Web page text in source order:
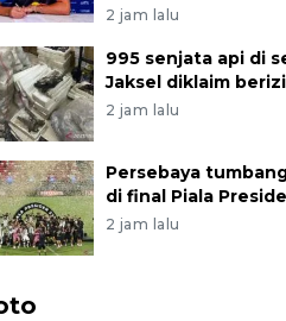
2 jam lalu
995 senjata api di
Jaksel diklaim
2 jam lalu
Persebaya
di final Piala
2 jam lalu